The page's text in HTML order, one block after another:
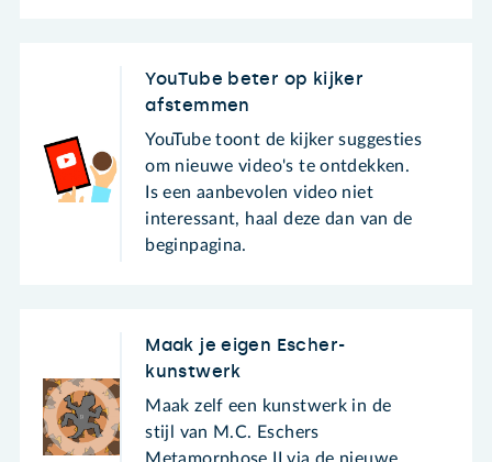
YouTube beter op kijker
afstemmen
YouTube toont de kijker suggesties
om nieuwe video's te ontdekken.
Is een aanbevolen video niet
interessant, haal deze dan van de
beginpagina.
Maak je eigen Escher-
kunstwerk
Maak zelf een kunstwerk in de
stijl van M.C. Eschers